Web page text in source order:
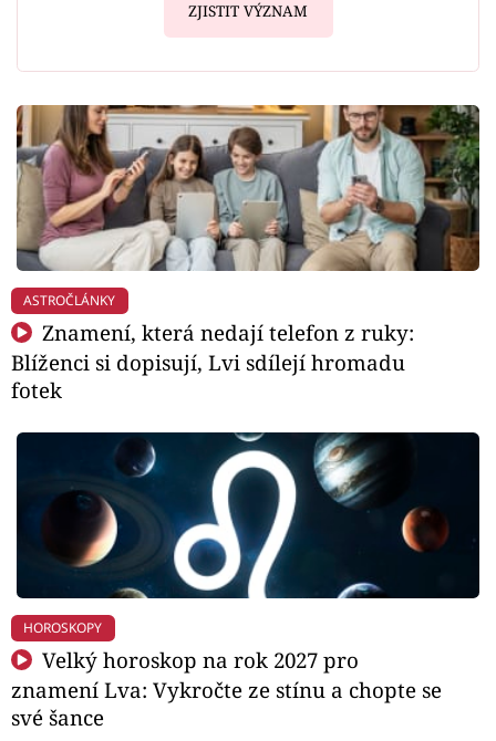
ZJISTIT VÝZNAM
ASTROČLÁNKY
Znamení, která nedají telefon z ruky:
Blíženci si dopisují, Lvi sdílejí hromadu
fotek
HOROSKOPY
Velký horoskop na rok 2027 pro
znamení Lva: Vykročte ze stínu a chopte se
své šance